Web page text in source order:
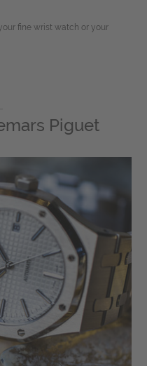
fine wrist watch or your
Piguet